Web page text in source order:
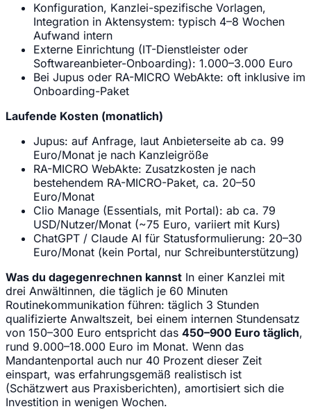
Konfiguration, Kanzlei-spezifische Vorlagen,
Integration in Aktensystem: typisch 4–8 Wochen
Aufwand intern
Externe Einrichtung (IT-Dienstleister oder
Softwareanbieter-Onboarding): 1.000–3.000 Euro
Bei Jupus oder RA-MICRO WebAkte: oft inklusive im
Onboarding-Paket
Laufende Kosten (monatlich)
Jupus: auf Anfrage, laut Anbieterseite ab ca. 99
Euro/Monat je nach Kanzleigröße
RA-MICRO WebAkte: Zusatzkosten je nach
bestehendem RA-MICRO-Paket, ca. 20–50
Euro/Monat
Clio Manage (Essentials, mit Portal): ab ca. 79
USD/Nutzer/Monat (~75 Euro, variiert mit Kurs)
ChatGPT / Claude AI für Statusformulierung: 20–30
Euro/Monat (kein Portal, nur Schreibunterstützung)
Was du dagegenrechnen kannst In einer Kanzlei mit
drei Anwältinnen, die täglich je 60 Minuten
Routinekommunikation führen: täglich 3 Stunden
qualifizierte Anwaltszeit, bei einem internen Stundensatz
von 150–300 Euro entspricht das 450–900 Euro täglich,
rund 9.000–18.000 Euro im Monat. Wenn das
Mandantenportal auch nur 40 Prozent dieser Zeit
einspart, was erfahrungsgemäß realistisch ist
(Schätzwert aus Praxisberichten), amortisiert sich die
Investition in wenigen Wochen.